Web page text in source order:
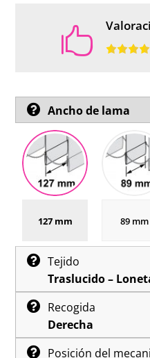

Ancho de lama
127 mm 89 mm
Tejido
Traslucido –
Recogida
Derecha
Posición del